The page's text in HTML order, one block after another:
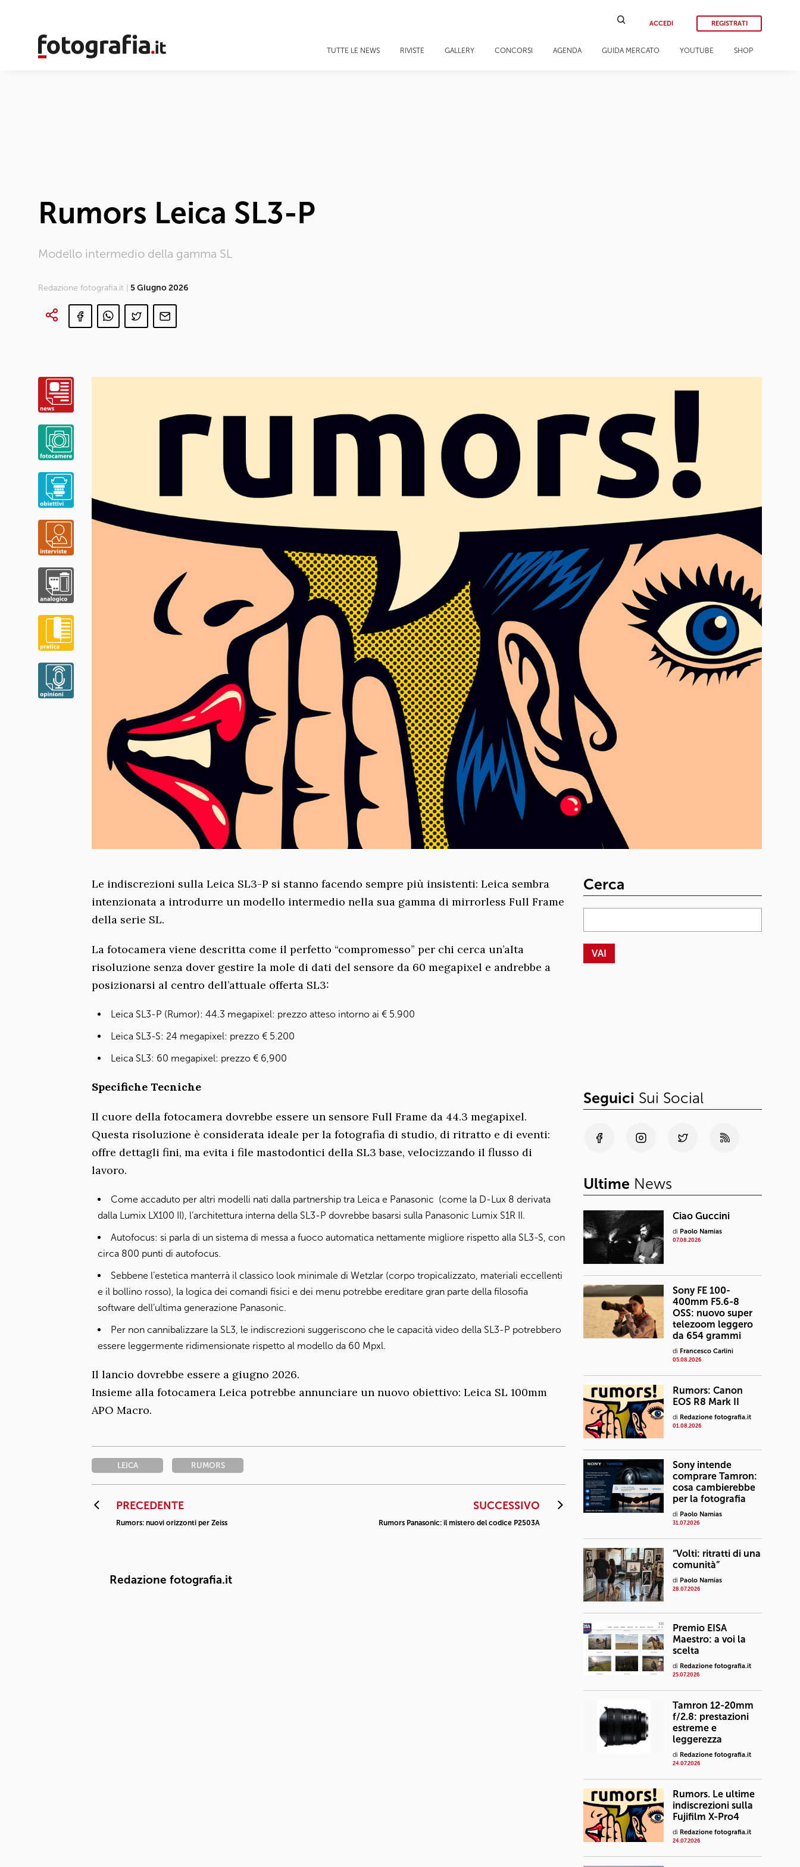
ACCEDI REGISTRATI
TUTTE LE NEWS RIVISTE GALLERY CONCORSI AGENDA GUIDA MERCATO YOUTUBE SHOP
Rumors Leica SL3-P
Modello intermedio della gamma SL
Redazione fotografia.it | 5 Giugno 2026
Le indiscrezioni sulla Leica SL3-P si stanno facendo sempre più insistenti: Leica sembra
intenzionata a introdurre un modello intermedio nella sua gamma di mirrorless Full Frame
della serie SL.
La fotocamera viene descritta come il perfetto “compromesso” per chi cerca un’alta
risoluzione senza dover gestire la mole di dati del sensore da 60 megapixel e andrebbe a
posizionarsi al centro dell’attuale offerta SL3:
Leica SL3-P (Rumor): 44.3 megapixel: prezzo atteso intorno ai € 5.900
Leica SL3-S: 24 megapixel: prezzo € 5.200
Leica SL3: 60 megapixel: prezzo € 6,900
Specifiche Tecniche
Il cuore della fotocamera dovrebbe essere un sensore Full Frame da 44.3 megapixel.
Questa risoluzione è considerata ideale per la fotografia di studio, di ritratto e di eventi:
offre dettagli fini, ma evita i file mastodontici della SL3 base, velocizzando il flusso di
lavoro.
Come accaduto per altri modelli nati dalla partnership tra Leica e Panasonic (come la D-Lux 8 derivata
dalla Lumix LX100 II), l’architettura interna della SL3-P dovrebbe basarsi sulla Panasonic Lumix S1R II.
Autofocus: si parla di un sistema di messa a fuoco automatica nettamente migliore rispetto alla SL3-S, con
circa 800 punti di autofocus.
Sebbene l’estetica manterrà il classico look minimale di Wetzlar (corpo tropicalizzato, materiali eccellenti
e il bollino rosso), la logica dei comandi fisici e dei menu potrebbe ereditare gran parte della filosofia
software dell’ultima generazione Panasonic.
Per non cannibalizzare la SL3, le indiscrezioni suggeriscono che le capacità video della SL3-P potrebbero
essere leggermente ridimensionate rispetto al modello da 60 Mpxl.
Il lancio dovrebbe essere a giugno 2026.
Insieme alla fotocamera Leica potrebbe annunciare un nuovo obiettivo: Leica SL 100mm
APO Macro.
LEICA RUMORS
PRECEDENTE
Rumors: nuovi orizzonti per Zeiss
SUCCESSIVO
Rumors Panasonic: il mistero del codice P2503A
Redazione fotografia.it
Cerca
Seguici Sui Social
Ultime News
Ciao Guccini
di Paolo Namias
07.08.2026
Sony FE 100-
400mm F5.6-8
OSS: nuovo super
telezoom leggero
da 654 grammi
di Francesco Carlini
05.08.2026
Rumors: Canon
EOS R8 Mark II
di Redazione fotografia.it
01.08.2026
Sony intende
comprare Tamron:
cosa cambierebbe
per la fotografia
di Paolo Namias
31.07.2026
“Volti: ritratti di una
comunità”
di Paolo Namias
28.07.2026
Premio EISA
Maestro: a voi la
scelta
di Redazione fotografia.it
25.07.2026
Tamron 12-20mm
f/2.8: prestazioni
estreme e
leggerezza
di Redazione fotografia.it
24.07.2026
Rumors. Le ultime
indiscrezioni sulla
Fujifilm X-Pro4
di Redazione fotografia.it
24.07.2026